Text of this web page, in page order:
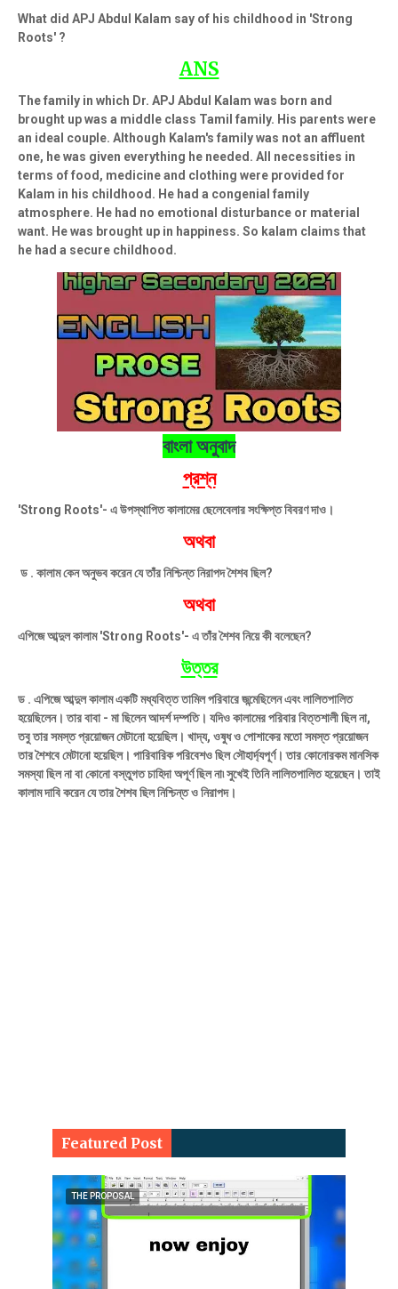
What did APJ Abdul Kalam say of his childhood in 'Strong
Roots' ?
ANS
The family in which Dr. APJ Abdul Kalam was born and
brought up was a middle class Tamil family. His parents were
an ideal couple. Although Kalam's family was not an affluent
one, he was given everything he needed. All necessities in
terms of food, medicine and clothing were provided for
Kalam in his childhood. He had a congenial family
atmosphere. He had no emotional disturbance or material
want. He was brought up in happiness. So kalam claims that
he had a secure childhood.
বাংলা অনুবাদ
প্রশ্ন
'Strong Roots'- এ উপস্থাপিত কালামের ছেলেবেলার সংক্ষিপ্ত বিবরণ দাও।
অথবা
ড . কালাম কেন অনুভব করেন যে তাঁর নিশ্চিন্ত নিরাপদ শৈশব ছিল?
অথবা
এপিজে আব্দুল কালাম 'Strong Roots'- এ তাঁর শৈশব নিয়ে কী বলেছেন?
উত্তর
ড . এপিজে আব্দুল কালাম একটি মধ্যবিত্ত তামিল পরিবারে জন্মেছিলেন এবং লালিতপালিত
হয়েছিলেন। তার বাবা - মা ছিলেন আদর্শ দম্পতি। যদিও কালামের পরিবার বিত্তশালী ছিল না,
তবু তার সমস্ত প্রয়ােজন মেটানাে হয়েছিল। খাদ্য, ওষুধ ও পােশাকের মতাে সমস্ত প্রয়ােজন
তার শৈশবে মেটানাে হয়েছিল। পারিবারিক পরিবেশও ছিল সৌহার্দ্যপূর্ণ। তার কোনােরকম মানসিক
সমস্যা ছিল না বা কোনাে বস্তুগত চাহিদা অপূর্ণ ছিল না৷ সুখেই তিনি লালিতপালিত হয়েছেন। তাই
কালাম দাবি করেন যে তার শৈশব ছিল নিশ্চিন্ত ও নিরাপদ।
Featured Post
THE PROPOSAL